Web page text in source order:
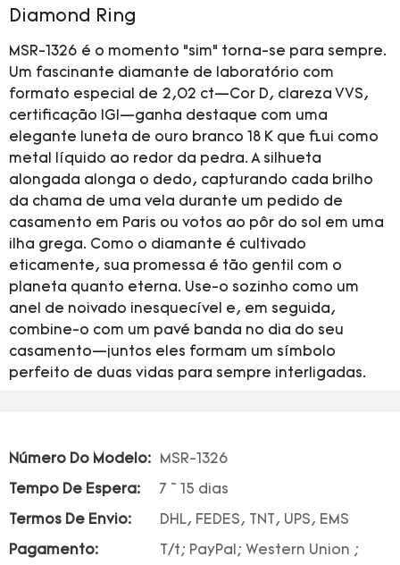
Diamond Ring
MSR-1326 é o momento “sim” torna-se para sempre.
Um fascinante diamante de laboratório com
formato especial de 2,02 ct—Cor D, clareza VVS,
certificação IGI—ganha destaque com uma
elegante luneta de ouro branco 18 K que flui como
metal líquido ao redor da pedra. A silhueta
alongada alonga o dedo, capturando cada brilho
da chama de uma vela durante um pedido de
casamento em Paris ou votos ao pôr do sol em uma
ilha grega. Como o diamante é cultivado
eticamente, sua promessa é tão gentil com o
planeta quanto eterna. Use-o sozinho como um
anel de noivado inesquecível e, em seguida,
combine-o com um pavé banda no dia do seu
casamento—juntos eles formam um símbolo
perfeito de duas vidas para sempre interligadas.
Número Do Modelo: MSR-1326
Tempo De Espera: 7 ~ 15 dias
Termos De Envio: DHL, FEDES, TNT, UPS, EMS
Pagamento: T/t; PayPal; Western Union ;